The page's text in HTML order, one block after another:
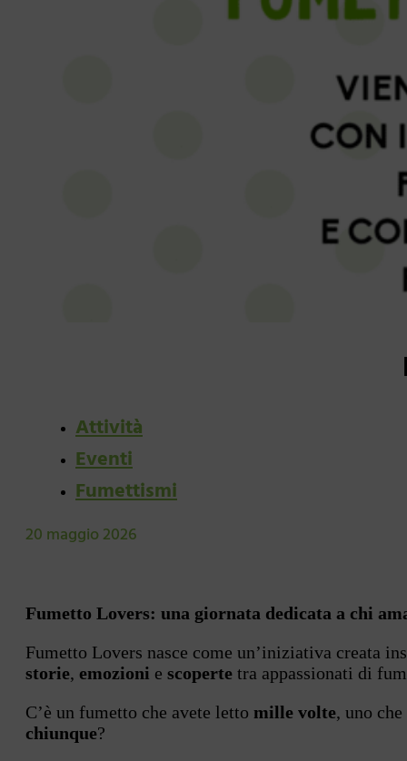
Attività
Eventi
Fumettismi
20 maggio 2026
Fumetto Lovers: una giornata dedicata a chi
Fumetto Lovers nasce come un’iniziativa creata
storie, emozioni e scoperte tra appassionati di
C’è un fumetto che avete letto mille volte, uno
chiunque?